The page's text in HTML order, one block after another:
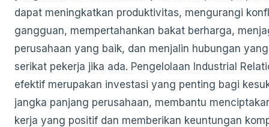
dapat meningkatkan produktivitas, mengurangi
gangguan, mempertahankan bakat berharga,
perusahaan yang baik, dan menjalin hubungan
serikat pekerja jika ada. Pengelolaan Industrial
efektif merupakan investasi yang penting bagi
jangka panjang perusahaan, membantu
kerja yang positif dan memberikan keuntungan